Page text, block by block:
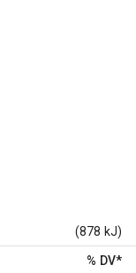
(878 kJ)
% DV*